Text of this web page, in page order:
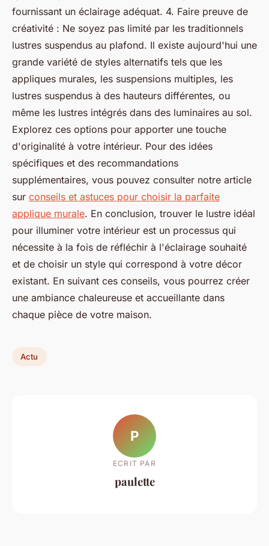
fournissant un éclairage adéquat. 4. Faire preuve de
créativité : Ne soyez pas limité par les traditionnels
lustres suspendus au plafond. Il existe aujourd'hui une
grande variété de styles alternatifs tels que les
appliques murales, les suspensions multiples, les
lustres suspendus à des hauteurs différentes, ou
même les lustres intégrés dans des luminaires au sol.
Explorez ces options pour apporter une touche
d'originalité à votre intérieur. Pour des idées
spécifiques et des recommandations
supplémentaires, vous pouvez consulter notre article
sur conseils et astuces pour choisir la parfaite
applique murale. En conclusion, trouver le lustre idéal
pour illuminer votre intérieur est un processus qui
nécessite à la fois de réfléchir à l'éclairage souhaité
et de choisir un style qui correspond à votre décor
existant. En suivant ces conseils, vous pourrez créer
une ambiance chaleureuse et accueillante dans
chaque pièce de votre maison.
Actu
P
ECRIT PAR
paulette